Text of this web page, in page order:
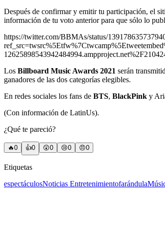
Después de confirmar y emitir tu participación, el
información de tu voto anterior para que sólo lo
https://twitter.com/BBMAs/status/
Los Billboard Music Awards 2021 serán
ganadores de las dos categorías elegibles.
En redes sociales los fans de BTS, BlackPink y
(Con información de LatinUs).
¿Qué te pareció?
🔥0 👍0 😲0 😢0 😠0
Etiquetas
espectáculosNoticias Entretenimientofarándula